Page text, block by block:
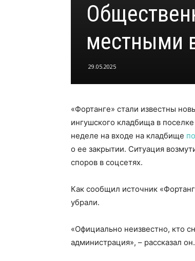
местными
29.05.2025
«Фортанге» стали известны
ингушского кладбища в
неделе на входе на кладбище
о ее закрытии. Ситуация
споров в соцсетях.
Как сообщил источник
убрали.
«Официально неизвестно, кто
администрация», – рассказал он.